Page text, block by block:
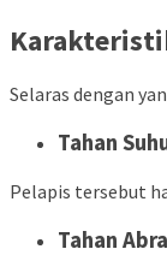
Selaras dengan
Tahan
Pelapis tersebut
Tahan